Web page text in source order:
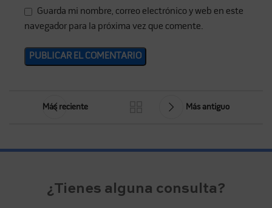
Guarda mi nombre, correo electrónico y web en este
navegador para la próxima vez que comente.
Más reciente Más antiguo
¿Tienes alguna consulta?